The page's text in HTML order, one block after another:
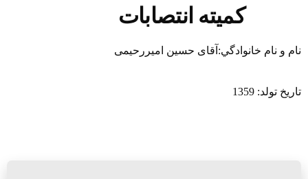
کمیته انتصابات
نام و نام خانوادگي:آقای حسین امیررحیمی
تاریخ تولد: 1359